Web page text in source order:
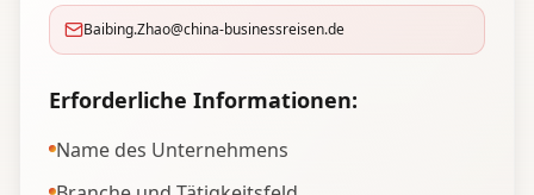
Baibing.Zhao@china-businessreisen.de
Erforderliche Informationen:
Name des Unternehmens